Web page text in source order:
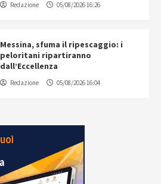
Redazione 05/08/2026 16:26
Messina, sfuma il ripescaggio: i
peloritani ripartiranno
dall’Eccellenza
Redazione 05/08/2026 16:04